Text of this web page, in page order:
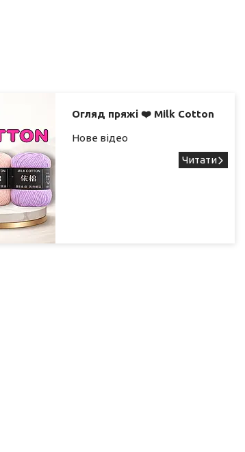
Огляд пряжі ❤️ Milk Cotton
Нове відео